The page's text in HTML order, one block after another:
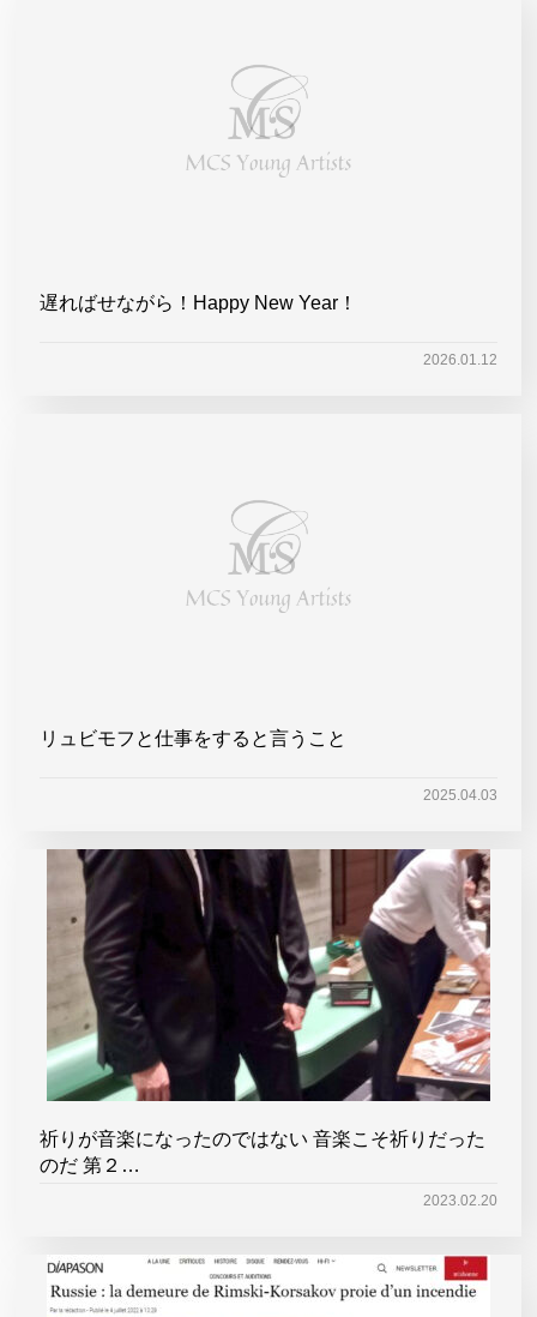
遅ればせながら！Happy New Year！
2026.01.12
リュビモフと仕事をすると言うこと
2025.04.03
祈りが音楽になったのではない 音楽こそ祈りだった
のだ 第２…
2023.02.20